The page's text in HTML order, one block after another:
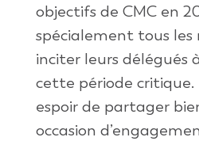
objectifs de CMC en
spécialement tous les
inciter leurs délégués
cette période critique.
espoir de partager
occasion